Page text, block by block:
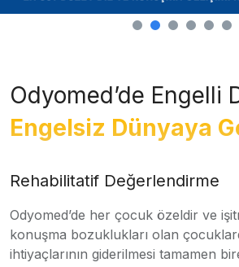
Odyomed’de Engelli
Engelsiz Dünyaya
Rehabilitatif Değerlendirme
Odyomed’de her çocuk özeldir ve
konuşma bozuklukları olan
ihtiyaçlarının giderilmesi tamamen